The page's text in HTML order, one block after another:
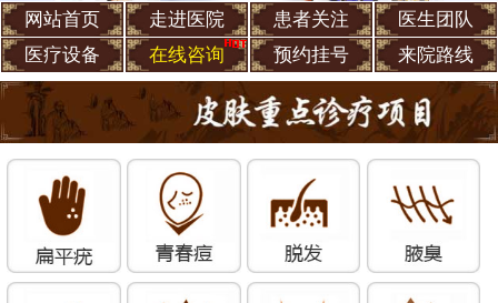
网站首页 走进医院 患者关注
医生团队
医疗设备
在线咨询 预约挂号 来院路线